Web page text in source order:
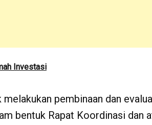
Investasi
pembinaan dan
bentuk Rapat Koordinasi dan